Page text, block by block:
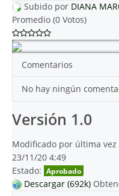
Subido por DIANA
Promedio (0 Votos)
Comentarios
No hay ningún
Versión 1.0
Modificado por última vez
23/11/20 4:49
Estado: Aprobado
Descargar (692k)